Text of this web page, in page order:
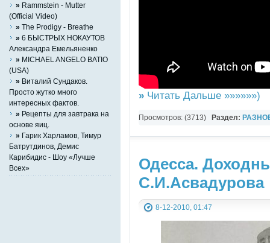
» Читать Дальше »»»»»»)
Просмотров: (3713) Раздел:
Одесса.
С.И.Асвадурова
8-12-2010, 01:47
» Rammstein - Mutter
(Official Video)
» The Prodigy - Breathe
» 6 БЫСТРЫХ НОКАУТОВ
Александра Емельяненко
» MICHAEL ANGELO BATIO
(USA)
» Виталий Сундаков.
Просто жутко много
интересных фактов.
» Рецепты для завтрака на
основе яиц.
» Гарик Харламов, Тимур
Батрутдинов, Демис
Карибидиc - Шоу «Лучше
Всех»